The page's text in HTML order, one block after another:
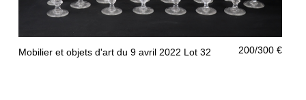
Mobilier et objets d'art du 9 avril 2022 Lot 31 2400/2800 €
Mobilier et objets d'art du 9 avril 2022 Lot 32 200/300 €